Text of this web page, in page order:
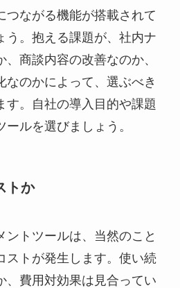
つながる機能が搭載されて
う。抱える課題が、社内ナ
商談内容の改善なのか、
なのかによって、選ぶべき
す。自社の導入目的や課題
ルを選びましょう。
トか
ントツールは、当然のこと
ストが発生します。使い続
、費用対効果は見合ってい